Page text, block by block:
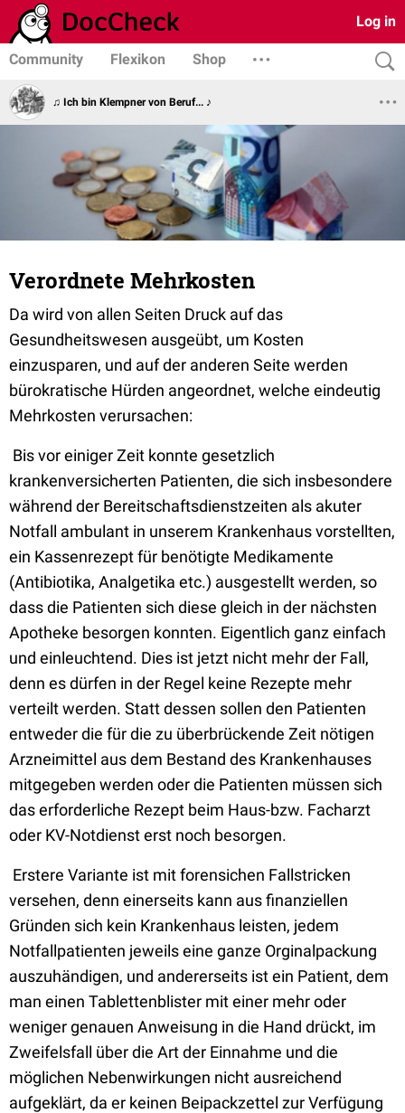
Log in
Community Flexikon Shop
♫ Ich bin Klempner von Beruf... ♪
Verordnete Mehrkosten
Da wird von allen Seiten Druck auf das
Gesundheitswesen ausgeübt, um Kosten
einzusparen, und auf der anderen Seite werden
bürokratische Hürden angeordnet, welche eindeutig
Mehrkosten verursachen:
Bis vor einiger Zeit konnte gesetzlich
krankenversicherten Patienten, die sich insbesondere
während der Bereitschaftsdienstzeiten als akuter
Notfall ambulant in unserem Krankenhaus vorstellten,
ein Kassenrezept für benötigte Medikamente
(Antibiotika, Analgetika etc.) ausgestellt werden, so
dass die Patienten sich diese gleich in der nächsten
Apotheke besorgen konnten. Eigentlich ganz einfach
und einleuchtend. Dies ist jetzt nicht mehr der Fall,
denn es dürfen in der Regel keine Rezepte mehr
verteilt werden. Statt dessen sollen den Patienten
entweder die für die zu überbrückende Zeit nötigen
Arzneimittel aus dem Bestand des Krankenhauses
mitgegeben werden oder die Patienten müssen sich
das erforderliche Rezept beim Haus-bzw. Facharzt
oder KV-Notdienst erst noch besorgen.
Erstere Variante ist mit forensichen Fallstricken
versehen, denn einerseits kann aus finanziellen
Gründen sich kein Krankenhaus leisten, jedem
Notfallpatienten jeweils eine ganze Orginalpackung
auszuhändigen, und andererseits ist ein Patient, dem
man einen Tablettenblister mit einer mehr oder
weniger genauen Anweisung in die Hand drückt, im
Zweifelsfall über die Art der Einnahme und die
möglichen Nebenwirkungen nicht ausreichend
aufgeklärt, da er keinen Beipackzettel zur Verfügung